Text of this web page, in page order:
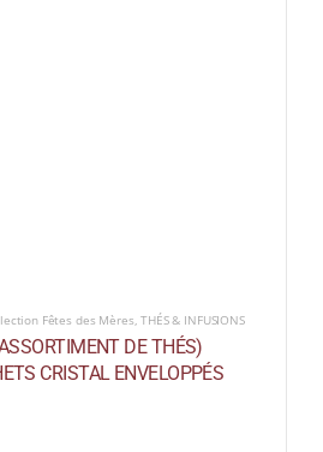
Fêtes des Mères,THÉS & INFUSIONS
DE THÉS)
CRISTAL ENVELOPPÉS